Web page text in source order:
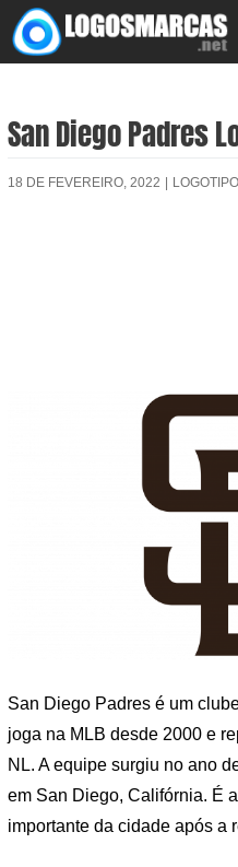
Skip
to
San Diego Padres
18 DE FEVEREIRO, 2022
San Diego Padres é um
joga na MLB desde 2000 e
NL. A equipe surgiu no ano
em San Diego, Califórnia. É
importante da cidade após a